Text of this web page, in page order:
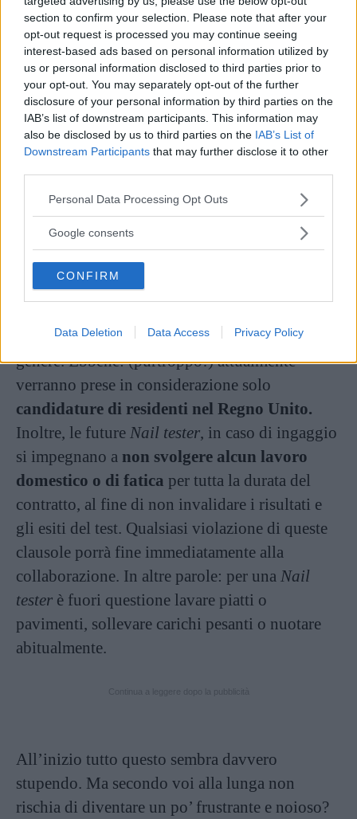
section to confirm your selection. Please note that after your
opt-out request is processed you may continue seeing
interest-based ads based on personal information utilized by
us or personal information disclosed to third parties prior to
your opt-out. You may separately opt-out of the further
disclosure of your personal information by third parties on the
IAB’s list of downstream participants. This information may
also be disclosed by us to third parties on the IAB’s List of
Downstream Participants that may further disclose it to other
Please note that this website/app uses one or more Google
not limited to your visit or usage behaviour. You may click to
use your data for below specified purposes in below Google
consent section.
Personal Data Processing Opt Outs
Google consents
CONFIRM
Data Deletion Data Access Privacy Policy
Già ricevere gratuitamente un kit completo di
smalti, lime e quant’altro potrebbe essere un
compenso interessante, ma l’azienda polacca
intende offrire alla Nail testeranche un
compenso di 35.000 sterline inglesi(oltre 55
mila dollari, ovvero circa 48.000 euro). E non è
finita: le ore di lavoro saranno flessibili, il
pagamento mensile e i kit non dovranno essere
restituiti allaNailbox.
È davvero tutto oro quel che luccica, o ci sono
come questa è naturale porsi una domanda del
genere. Ebbene: (purtroppo!) attualmente
verranno prese in considerazione solo
candidature di residenti nel Regno Unito.
Inoltre, le future Nail tester, in caso di ingaggio
si impegnano a non svolgere alcun lavoro
domestico o di fatica per tutta la durata del
contratto, al fine di non invalidare i risultati e
gli esiti del test. Qualsiasi violazione di queste
clausole porrà fine immediatamente alla
collaborazione. In altre parole: per una Nail
tester è fuori questione lavare piatti o
pavimenti, sollevare carichi pesanti o nuotare
abitualmente.
All’inizio tutto questo sembra davvero
stupendo. Ma secondo voi alla lunga non
rischia di diventare un po’ frustrante e noioso?